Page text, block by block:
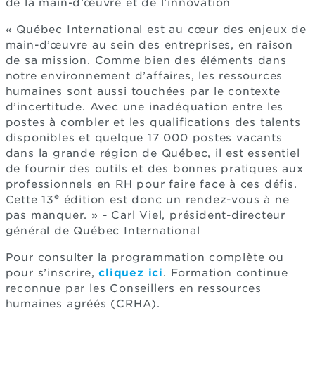
de la main-d’œuvre et de l’innovation
« Québec International est au cœur des enjeux de
main-d’œuvre au sein des entreprises, en raison
de sa mission. Comme bien des éléments dans
notre environnement d’affaires, les ressources
humaines sont aussi touchées par le contexte
d’incertitude. Avec une inadéquation entre les
postes à combler et les qualifications des talents
disponibles et quelque 17 000 postes vacants
dans la grande région de Québec, il est essentiel
de fournir des outils et des bonnes pratiques aux
professionnels en RH pour faire face à ces défis.
Cette 13e édition est donc un rendez-vous à ne
pas manquer. » - Carl Viel, président-directeur
général de Québec International
Pour consulter la programmation complète ou
pour s’inscrire,cliquez ici. Formation continue
reconnue par les Conseillers en ressources
humaines agréés (CRHA).